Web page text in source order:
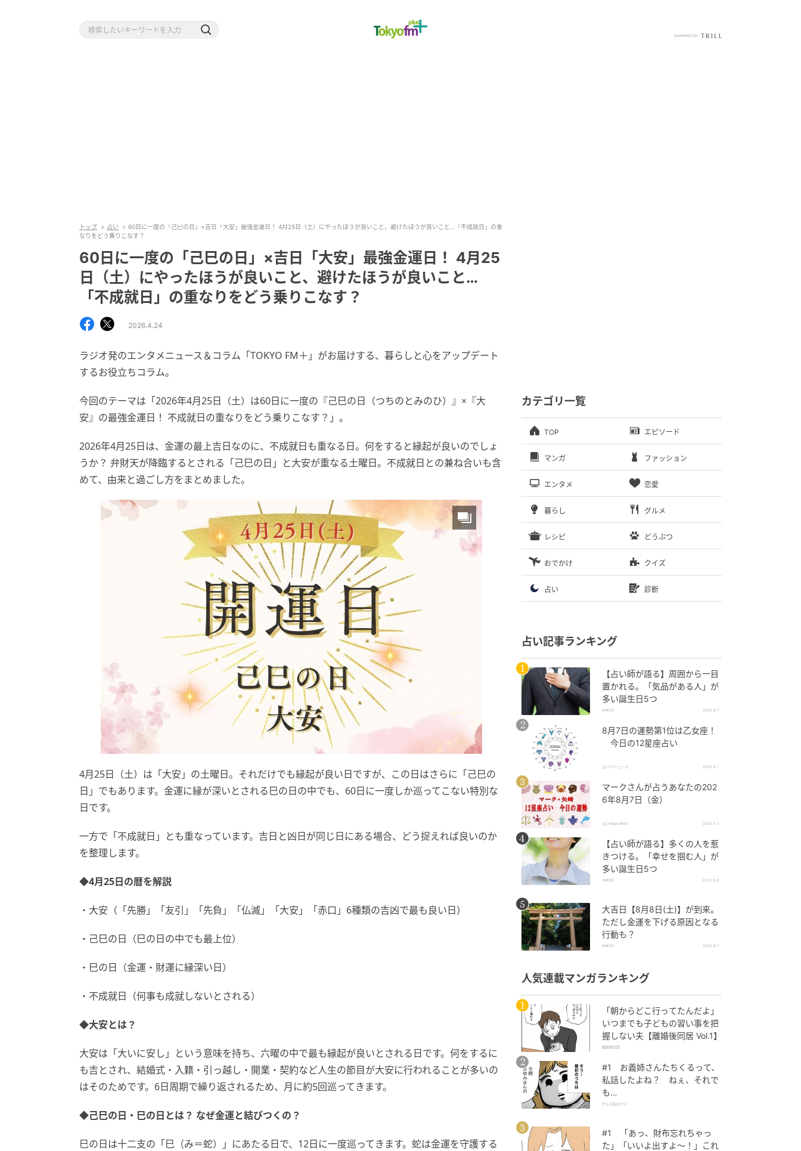
トップ 占い
60日に一度の「己巳の日」×吉日「大安」最強金運日！ 4月25日（土）にやったほうが良いこと、避けたほうが良いこと…「不成就日」の重
なりをどう乗りこなす？
60日に一度の「己巳の日」×吉日「大安」最強金運日！ 4月25
日（土）にやったほうが良いこと、避けたほうが良いこと…
「不成就日」の重なりをどう乗りこなす？
2026.4.24
ラジオ発のエンタメニュース＆コラム「TOKYO FM＋」がお届けする、暮らしと心をアップデート
するお役立ちコラム。
今回のテーマは「2026年4月25日（土）は60日に一度の『己巳の日（つちのとみのひ）』×『大
安』の最強金運日！ 不成就日の重なりをどう乗りこなす？」。
2026年4月25日は、金運の最上吉日なのに、不成就日も重なる日。何をすると縁起が良いのでしょ
うか？ 弁財天が降臨するとされる「己巳の日」と大安が重なる土曜日。不成就日との兼ね合いも含
めて、由来と過ごし方をまとめました。
4月25日（土）は「大安」の土曜日。それだけでも縁起が良い日ですが、この日はさらに「己巳の
日」でもあります。金運に縁が深いとされる巳の日の中でも、60日に一度しか巡ってこない特別な
日です。
一方で「不成就日」とも重なっています。吉日と凶日が同じ日にある場合、どう捉えれば良いのか
を整理します。
◆4月25日の暦を解説
・大安（「先勝」「友引」「先負」「仏滅」「大安」「赤口」6種類の吉凶で最も良い日）
・己巳の日（巳の日の中でも最上位）
・巳の日（金運・財運に縁深い日）
・不成就日（何事も成就しないとされる）
◆大安とは？
大安は「大いに安し」という意味を持ち、六曜の中で最も縁起が良いとされる日です。何をするに
も吉とされ、結婚式・入籍・引っ越し・開業・契約など人生の節目が大安に行われることが多いの
はそのためです。6日周期で繰り返されるため、月に約5回巡ってきます。
◆己巳の日・巳の日とは？ なぜ金運と結びつくの？
巳の日は十二支の「巳（み＝蛇）」にあたる日で、12日に一度巡ってきます。蛇は金運を守護する
カテゴリ一覧
TOP エピソード
マンガ ファッション
エンタメ 恋愛
暮らし グルメ
レシピ どうぶつ
おでかけ クイズ
占い 診断
占い記事ランキング
【占い師が語る】周囲から一目
置かれる。「気品がある人」が
多い誕生日5つ
4MEEE 2026.8.7
8月7日の運勢第1位は乙女座！
今日の12星座占い
占いTVニュース 2026.8.7
マークさんが占うあなたの202
6年8月7日（金）
占いHappyWeb 2026.8.7
【占い師が語る】多くの人を惹
きつける。「幸せを掴む人」が
多い誕生日5つ
4MEEE 2026.8.6
大吉日【8月8日(土)】が到来。
ただし金運を下げる原因となる
行動も？
4MEEE 2026.8.7
人気連載マンガランキング
「朝からどこ行ってたんだよ」
いつまでも子どもの習い事を把
握しない夫【離婚後同居 Vol.1】
離婚後同居
#1 お義姉さんたちくるって、
私話したよね？ ねぇ、それで
も…
ぜんぶ私のせい
#1 「あっ、財布忘れちゃっ
た」「いいよ出すよ〜！」これ